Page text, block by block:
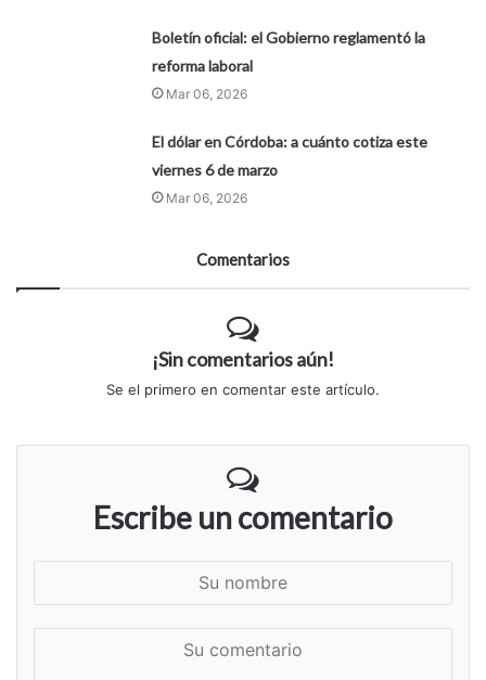
Boletín oficial: el Gobierno reglamentó la
reforma laboral
Mar 06, 2026
El dólar en Córdoba: a cuánto cotiza este
viernes 6 de marzo
Mar 06, 2026
Comentarios
¡Sin comentarios aún!
Se el primero en comentar este artículo.
Escribe un comentario